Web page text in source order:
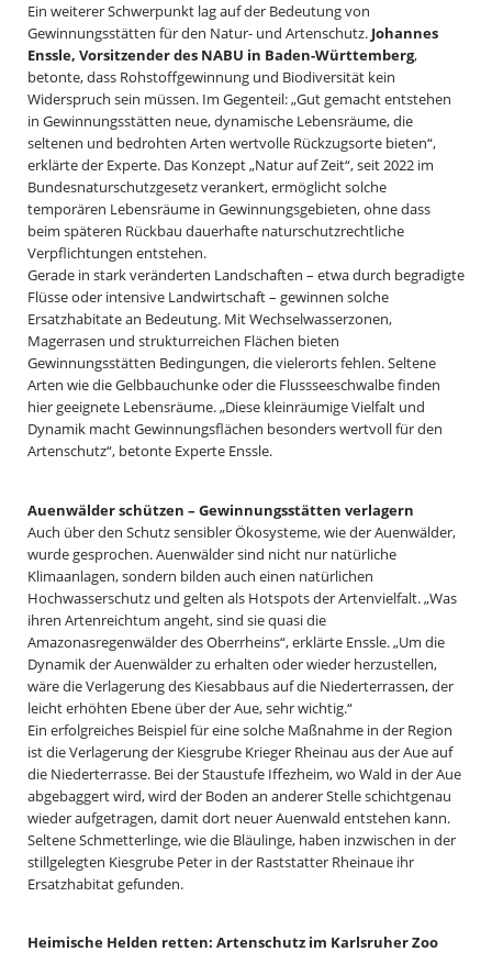
Ein weiterer Schwerpunkt lag auf der Bedeutung von
Gewinnungsstätten für den Natur- und Artenschutz. Johannes
Enssle, Vorsitzender des NABU in Baden-Württemberg,
betonte, dass Rohstoffgewinnung und Biodiversität kein
Widerspruch sein müssen. Im Gegenteil: „Gut gemacht entstehen
in Gewinnungsstätten neue, dynamische Lebensräume, die
seltenen und bedrohten Arten wertvolle Rückzugsorte bieten“,
erklärte der Experte. Das Konzept „Natur auf Zeit“, seit 2022 im
Bundesnaturschutzgesetz verankert, ermöglicht solche
temporären Lebensräume in Gewinnungsgebieten, ohne dass
beim späteren Rückbau dauerhafte naturschutzrechtliche
Verpflichtungen entstehen.
Gerade in stark veränderten Landschaften – etwa durch begradigte
Flüsse oder intensive Landwirtschaft – gewinnen solche
Ersatzhabitate an Bedeutung. Mit Wechselwasserzonen,
Magerrasen und strukturreichen Flächen bieten
Gewinnungsstätten Bedingungen, die vielerorts fehlen. Seltene
Arten wie die Gelbbauchunke oder die Flussseeschwalbe finden
hier geeignete Lebensräume. „Diese kleinräumige Vielfalt und
Dynamik macht Gewinnungsflächen besonders wertvoll für den
Artenschutz“, betonte Experte Enssle.
Auenwälder schützen – Gewinnungsstätten verlagern
Auch über den Schutz sensibler Ökosysteme, wie der Auenwälder,
wurde gesprochen. Auenwälder sind nicht nur natürliche
Klimaanlagen, sondern bilden auch einen natürlichen
Hochwasserschutz und gelten als Hotspots der Artenvielfalt. „Was
ihren Artenreichtum angeht, sind sie quasi die
Amazonasregenwälder des Oberrheins“, erklärte Enssle. „Um die
Dynamik der Auenwälder zu erhalten oder wieder herzustellen,
wäre die Verlagerung des Kiesabbaus auf die Niederterrassen, der
leicht erhöhten Ebene über der Aue, sehr wichtig.“
Ein erfolgreiches Beispiel für eine solche Maßnahme in der Region
ist die Verlagerung der Kiesgrube Krieger Rheinau aus der Aue auf
die Niederterrasse. Bei der Staustufe Iffezheim, wo Wald in der Aue
abgebaggert wird, wird der Boden an anderer Stelle schichtgenau
wieder aufgetragen, damit dort neuer Auenwald entstehen kann.
Seltene Schmetterlinge, wie die Bläulinge, haben inzwischen in der
stillgelegten Kiesgrube Peter in der Raststatter Rheinaue ihr
Ersatzhabitat gefunden.
Heimische Helden retten: Artenschutz im Karlsruher Zoo